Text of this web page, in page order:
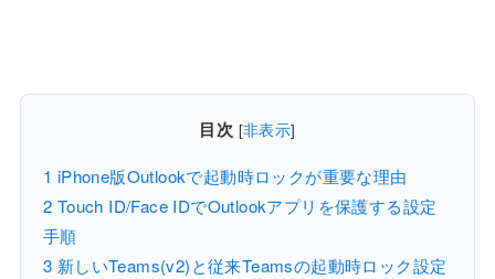
目次 [非表示]
1 iPhone版Outlookで起動時ロックが重要な理由
2 Touch ID/Face IDでOutlookアプリを保護する設定
手順
3 新しいTeams(v2)と従来Teamsの起動時ロック設定